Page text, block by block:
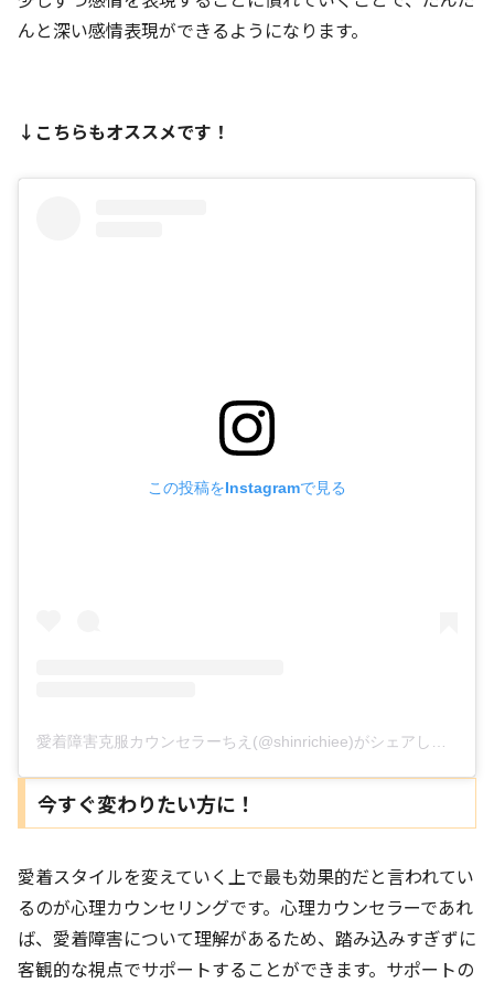
んと深い感情表現ができるようになります。
↓こちらもオススメです！
この投稿をInstagramで見る
今すぐ変わりたい方に！
愛着スタイルを変えていく上で最も効果的だと言われてい
るのが心理カウンセリングです。心理カウンセラーであれ
ば、愛着障害について理解があるため、踏み込みすぎずに
客観的な視点でサポートすることができます。サポートの